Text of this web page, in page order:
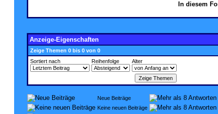
In diesem
Anzeige-Eigenschaften
Zeige Themen 0 bis 0 von 0
Sortiert nach
Reihenfolge Alter
Neue Beiträge
Keine neuen Beiträge